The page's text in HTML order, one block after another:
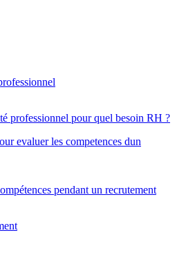
professionnel pour quel besoin RH ?
pendant un recrutement